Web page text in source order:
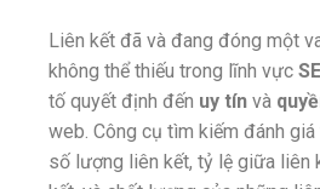
Liên kết đã và đang đóng một
không thể thiếu trong lĩnh vực
tố quyết định đến uy tín và
web. Công cụ tìm kiếm đánh
số lượng liên kết, tỷ lệ giữa liên